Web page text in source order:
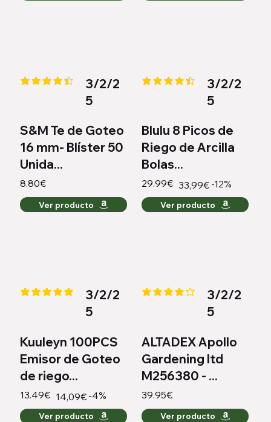
la calificación promedio es 4.3 de 5
3/2/2
5
S&M Te de Goteo
16 mm- Blíster 50
Unida...
8.80€
Ver producto
la calificación promedio es 4.3
3/2/2
5
Blulu 8 Picos de
Riego de Arcilla
Bolas...
29.99€ 33,99€ -12%
Ver producto
la calificación promedio es 5 de 5
3/2/2
5
Kuuleyn 100PCS
Emisor de Goteo
de riego...
13.49€ 14,09€ -4%
Ver producto
la calificación promedio es 4 de
3/2/2
5
ALTADEX Apollo
Gardening ltd
M256380 - ...
39.95€
Ver producto